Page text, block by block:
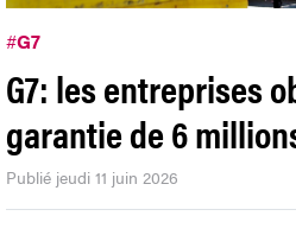
#G7
G7: les entreprises
garantie de 6
Publié jeudi 11 juin 2026